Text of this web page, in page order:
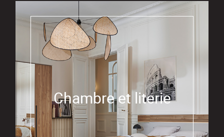
Chambre et literie